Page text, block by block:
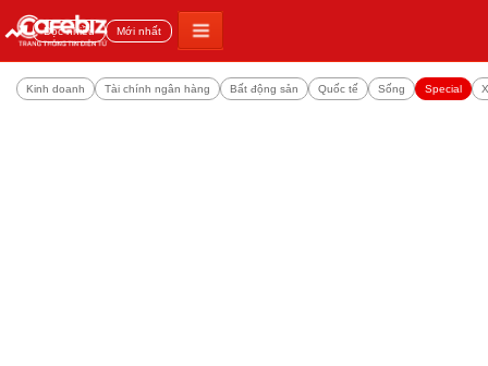
Đọc nhiều Mới nhất
Kinh doanh Tài chính ngân hàng Bất động sản Quốc tế Sống Special